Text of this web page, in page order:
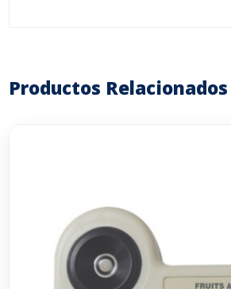
Productos Relacionados